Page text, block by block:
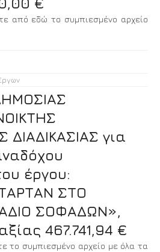
από εδώ το συμπιεσμένο αρχείο
ΔΙΑΔΙΚΑΣΙΑΣ για
έργου:
ΣΤΟ
ΣΟΦΑΔΩΝ»,
467.741,94 €
το συμπιεσμένο αρχείο με όλα τα